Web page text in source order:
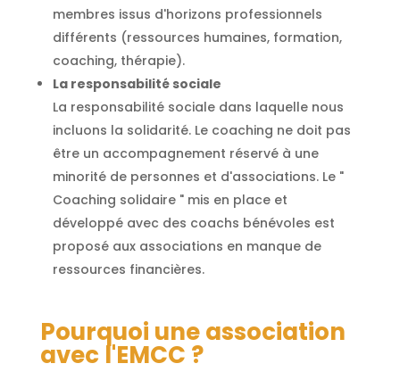
membres issus d'horizons professionnels
différents (ressources humaines, formation,
coaching, thérapie).
La responsabilité sociale
La responsabilité sociale dans laquelle nous
incluons la solidarité. Le coaching ne doit pas
être un accompagnement réservé à une
minorité de personnes et d'associations. Le "
Coaching solidaire " mis en place et
développé avec des coachs bénévoles est
proposé aux associations en manque de
ressources financières.
Pourquoi une association
avec l'EMCC ?